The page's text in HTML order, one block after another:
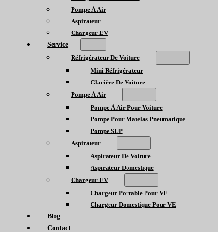
Pompe À Air
Aspirateur
Chargeur EV
Service
Réfrigérateur De Voiture
Mini Réfrigérateur
Glacière De Voiture
Pompe À Air
Pompe À Air Pour Voiture
Pompe Pour Matelas Pneumatique
Pompe SUP
Aspirateur
Aspirateur De Voiture
Aspirateur Domestique
Chargeur EV
Chargeur Portable Pour VE
Chargeur Domestique Pour VE
Blog
Contact